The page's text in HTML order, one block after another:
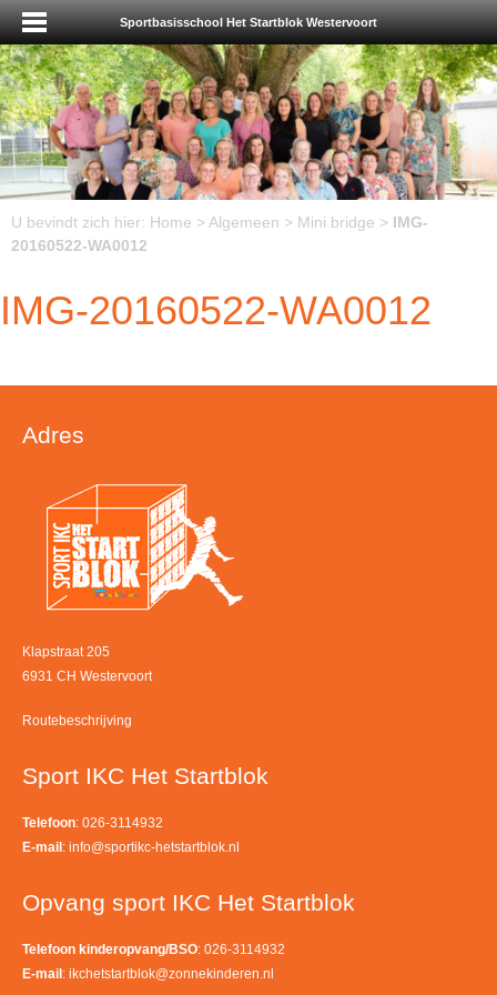
Sportbasisschool Het Startblok Westervoort
U bevindt zich hier: Home > Algemeen > Mini bridge > IMG-
20160522-WA0012
IMG-20160522-WA0012
Adres
Klapstraat 205
6931 CH Westervoort
Routebeschrijving
Sport IKC Het Startblok
Telefoon: 026-3114932
E-mail : info@sportikc-hetstartblok.nl
Opvang sport IKC Het Startblok
Telefoon kinderopvang/BSO: 026-3114932
E-mail : ikchetstartblok@zonnekinderen.nl